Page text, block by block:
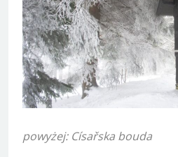
powyżej: Císařska bouda